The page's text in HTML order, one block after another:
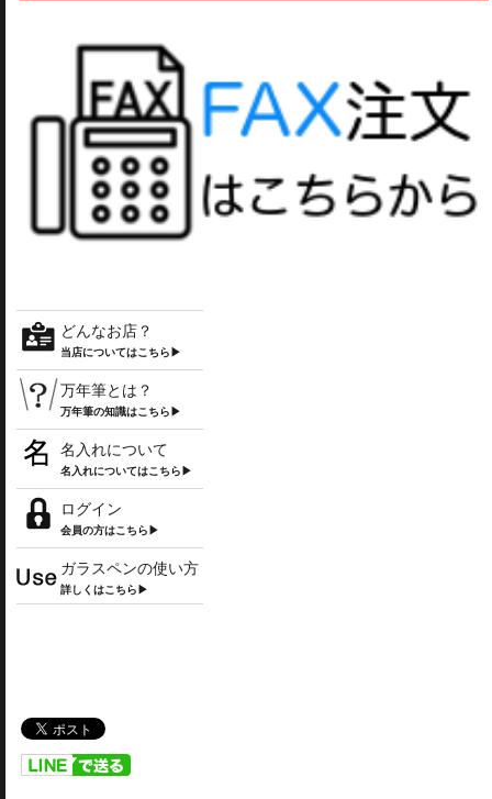
どんなお店？
当店についてはこちら▶
万年筆とは？
万年筆の知識はこちら▶
名入れについて
名入れについてはこちら▶
ログイン
会員の方はこちら▶
ガラスペンの使い方
詳しくはこちら▶